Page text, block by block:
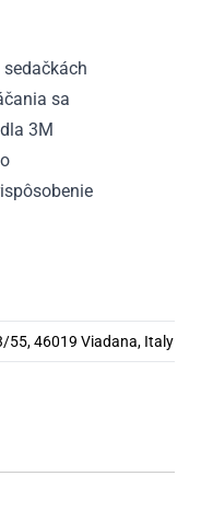
sa
3M
55, 46019 Viadana, Italy